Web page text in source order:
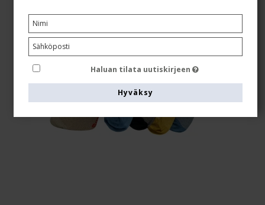
Haluan tilata uutiskirjeen
Hyväksy